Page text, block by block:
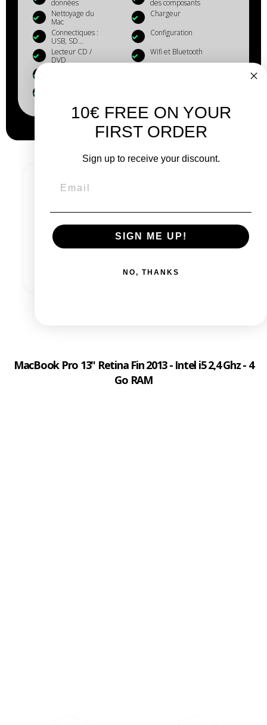
données
des composants
Nettoyage du
Mac
Chargeur
Connectiques :
USB, SD...
Configuration
Lecteur CD /
DVD
Wifi et Bluetooth
Vous avez une question
Consultez la FAQ
MacBook Pro 13" Retina Fin 2013 - Intel i5 2,4 Ghz - 4
Go RAM
10€ FREE ON YOUR
FIRST ORDER
Sign up to receive your discount.
SIGN ME UP!
NO, THANKS